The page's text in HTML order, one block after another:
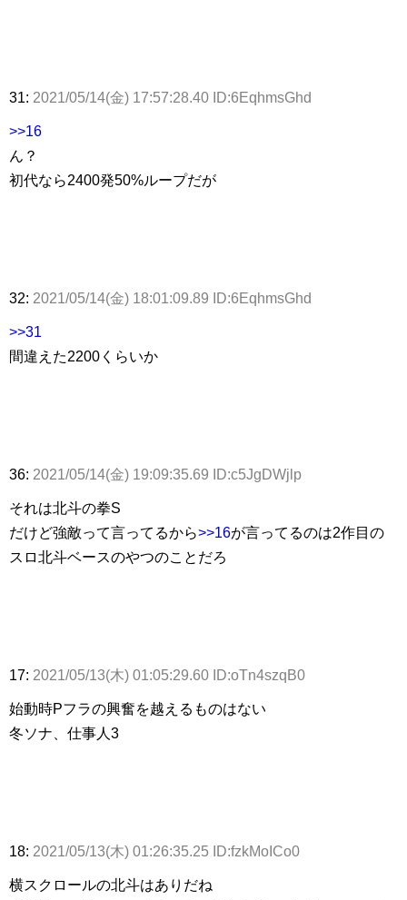
31: 2021/05/14(金) 17:57:28.40 ID:6EqhmsGhd
>>16
ん？
初代なら2400発50%ループだが
32: 2021/05/14(金) 18:01:09.89 ID:6EqhmsGhd
>>31
間違えた2200くらいか
36: 2021/05/14(金) 19:09:35.69 ID:c5JgDWjlp
それは北斗の拳S
だけど強敵って言ってるから>>16が言ってるのは2作目の
スロ北斗ベースのやつのことだろ
17: 2021/05/13(木) 01:05:29.60 ID:oTn4szqB0
始動時Pフラの興奮を越えるものはない
冬ソナ、仕事人3
18: 2021/05/13(木) 01:26:35.25 ID:fzkMoICo0
横スクロールの北斗はありだね